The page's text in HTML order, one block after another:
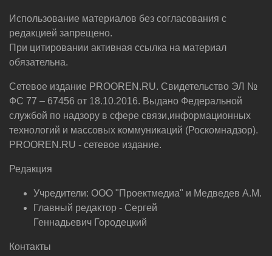
Использование материалов без согласования с
редакцией запрещено.
При цитировании активная ссылка на материал
обязательна.
Сетевое издание PROOREN.RU. Свидетельство ЭЛ №
ФС 77 – 67456 от 18.10.2016. Выдано Федеральной
службой по надзору в сфере связи,информационных
технологий и массовых коммуникаций (Роскомнадзор).
PROOREN.RU - сетевое издание.
Редакция
Учредители: ООО "Проектмедиа" и Медведев А.М.
Главный редактор - Сергей
Геннадьевич Городецкий
Контакты